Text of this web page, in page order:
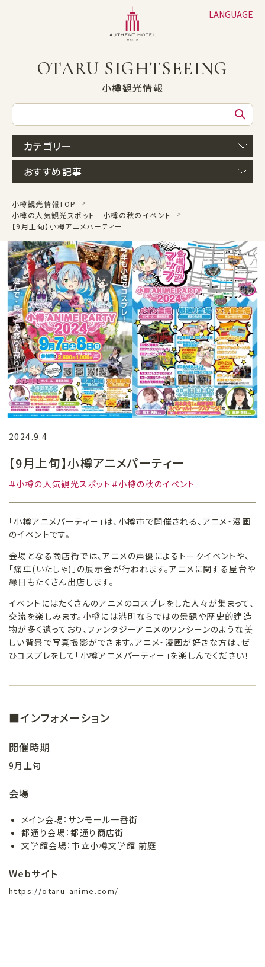
LANGUAGE
日本語
English
繁体字
OTARU SIGHTSEEING
小樽観光情報
カテゴリー
おすすめ記事
小樽観光情報TOP
小樽の人気観光スポット
小樽の秋のイベント
【9月上旬】小樽アニメパーティー
2024.9.4
【9月上旬】小樽アニメパーティー
小樽の人気観光スポット 小樽の秋のイベント
「小樽アニメパーティー」は、小樽市で開催される、アニメ・漫画
のイベントです。
会場となる商店街では、アニメの声優によるトークイベントや、
「痛車(いたしゃ)」の展示会が行われます。アニメに関する屋台や
縁日もたくさん出店します。
イベントにはたくさんのアニメのコスプレをした人々が集まって、
交流を楽しみます。小樽には港町ならではの景観や歴史的建造
物が多く遺っており、ファンタジーアニメのワンシーンのような美
しい背景で写真撮影ができます。アニメ・漫画が好きな方は、ぜ
ひコスプレをして「小樽アニメパーティー」を楽しんでください！
■インフォメーション
開催時期
9月上旬
会場
メイン会場：サンモール一番街
都通り会場：都通り商店街
文学館会場：市立小樽文学館 前庭
Webサイト
https://otaru-anime.com/